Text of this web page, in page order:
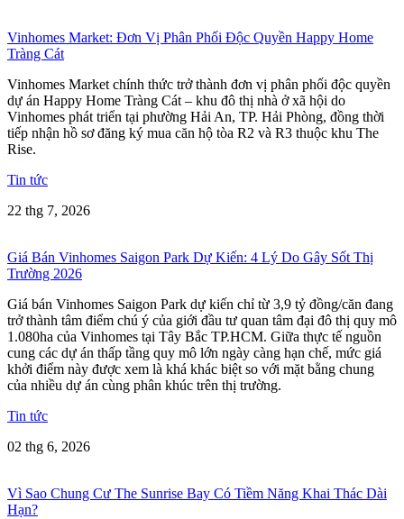
Vinhomes Market: Đơn Vị Phân Phối Độc Quyền Happy Home
Tràng Cát
Vinhomes Market chính thức trở thành đơn vị phân phối độc quyền
dự án Happy Home Tràng Cát – khu đô thị nhà ở xã hội do
Vinhomes phát triển tại phường Hải An, TP. Hải Phòng, đồng thời
tiếp nhận hồ sơ đăng ký mua căn hộ tòa R2 và R3 thuộc khu The
Rise.
Tin tức
22 thg 7, 2026
Giá Bán Vinhomes Saigon Park Dự Kiến: 4 Lý Do Gây Sốt Thị
Trường 2026
Giá bán Vinhomes Saigon Park dự kiến chỉ từ 3,9 tỷ đồng/căn đang
trở thành tâm điểm chú ý của giới đầu tư quan tâm đại đô thị quy mô
1.080ha của Vinhomes tại Tây Bắc TP.HCM. Giữa thực tế nguồn
cung các dự án thấp tầng quy mô lớn ngày càng hạn chế, mức giá
khởi điểm này được xem là khá khác biệt so với mặt bằng chung
của nhiều dự án cùng phân khúc trên thị trường.
Tin tức
02 thg 6, 2026
Vì Sao Chung Cư The Sunrise Bay Có Tiềm Năng Khai Thác Dài
Hạn?